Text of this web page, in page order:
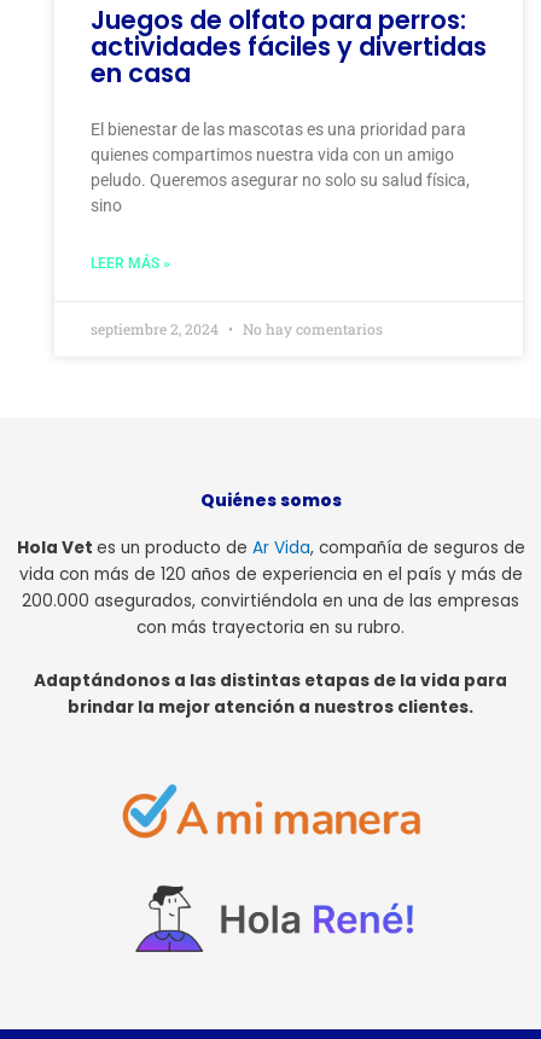
Juegos de olfato para perros:
actividades fáciles y divertidas
en casa
El bienestar de las mascotas es una prioridad para
quienes compartimos nuestra vida con un amigo
peludo. Queremos asegurar no solo su salud física,
sino
LEER MÁS »
septiembre 2, 2024 No hay comentarios
Quiénes somos
Hola Vet es un producto de Ar Vida, compañía de seguros de
vida con más de 120 años de experiencia en el país y más de
200.000 asegurados, convirtiéndola en una de las empresas
con más trayectoria en su rubro.
Adaptándonos a las distintas etapas de la vida para
brindar la mejor atención a nuestros clientes.